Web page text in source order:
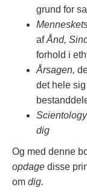
grund for
afÅnd,
forhold i
Årsagen,
det hele
dig
Og med denne
opdage disse
om dig.